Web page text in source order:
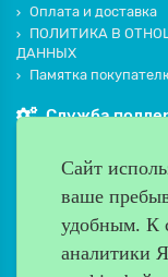
Оплата и доставка
ПОЛИТИКА В
ДАННЫХ
Памятка
Служба
Производители
Дополнительно
Наш адрес
Сайт
ваше
удобным. К
аналитики